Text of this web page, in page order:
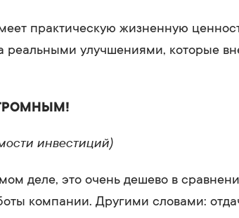
практическую жизненную
реальными улучшениями, которые
инвестиций)
деле, это очень дешево в
компании. Другими словами: